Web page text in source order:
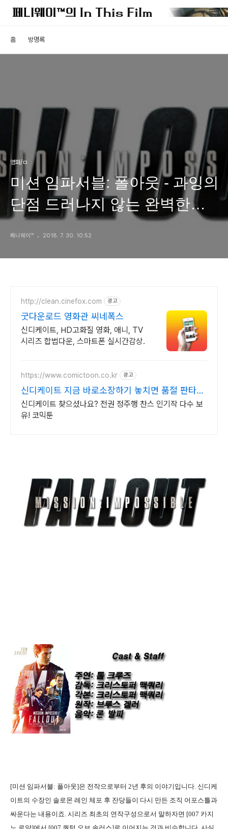
홈 방명록
영화/ㅁ
미션 임파서블: 폴아웃 - 과잉의
단점 드러나지 않는 완벽한
씨퀄
페니웨이™ 2018. 7. 30. 10:52
http://clean.cinefox.com 광고
굿다운로드 영화관 씨네폭스
신디케이트, HD고화질 영화, 애니, TV
시리즈 합법다운, 스마트폰 실시간감상.
https://www.comictoon.co.kr 광고
신디케이트 지금 바로소장하기 놓치면 품절 판타지
전권세트
신디케이트 찾으셨나요? 전권 정주행 찬스 인기작 다수 보
유! 코믹툰
[미션 임파서블: 폴아웃]은 전작으로부터 2년 후의 이야기입니다. 신디케
이트의 수장인 솔로몬 레인 체포 후 잔당들이 다시 만든 조직 어포스틀과
싸운다는 내용이죠. 시리즈 최초의 연작구성으로서 말하자면 [007 카지